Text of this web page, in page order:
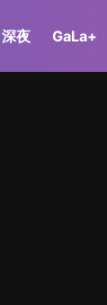
深夜 GaLa+